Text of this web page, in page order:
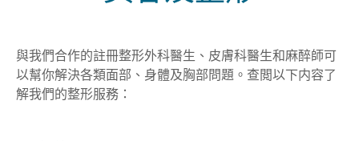
與我們合作的註冊整形外科醫生、皮膚科醫生和麻醉師可
以幫你解決各類面部、身體及胸部問題。查閲以下内容了
解我們的整形服務：